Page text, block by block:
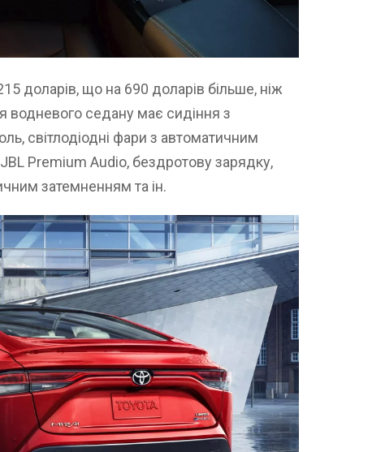
доларів, що на 690 доларів більше, ніж
водневого седану має сидіння з
світлодіодні фари з автоматичним
Premium Audio, бездротову зарядку,
затемненням та ін.